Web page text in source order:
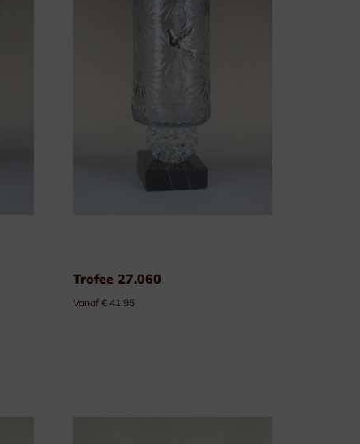
Trofee 27.060
Vanaf € 41.95